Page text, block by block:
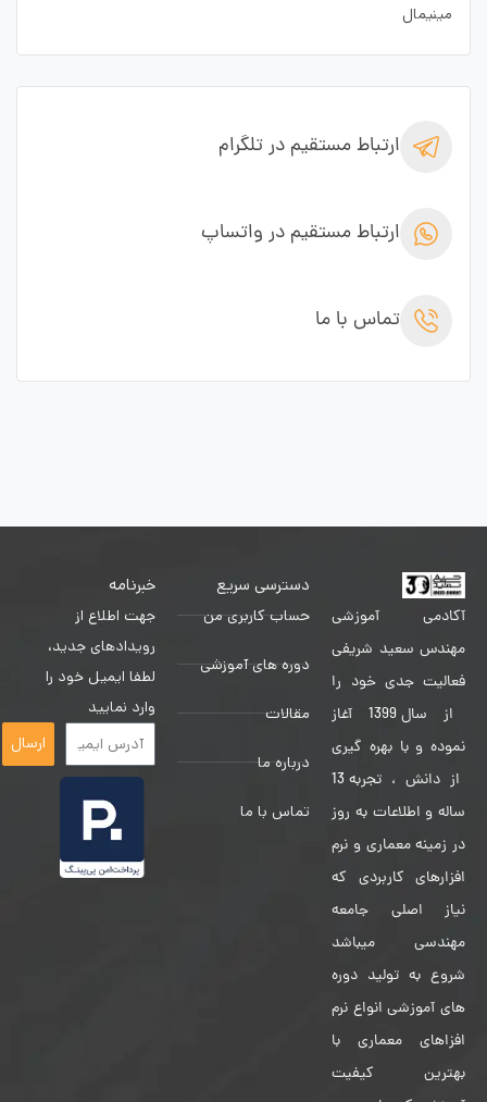
مینیمال
ارتباط مستقیم در تلگرام
ارتباط مستقیم در واتساپ
تماس با ما
آکادمی آموزشی
مهندس سعید شریفی
فعالیت جدی خود را
از سال 1399 آغاز
نموده و با بهره گیری
از دانش ، تجربه 13
ساله و اطلاعات به روز
در زمینه معماری و نرم
افزارهای کاربردی که
نیاز اصلی جامعه
مهندسی میباشد
شروع به تولید دوره
های آموزشی انواع نرم
افزاهای معماری با
بهترین کیفیت
دسترسی سریع
حساب کاربری من
دوره های آموزشی
مقالات
درباره ما
تماس با ما
خبرنامه
جهت اطلاع از
رویدادهای جدید،
لطفا ایمیل خود را
وارد نمایید
ارسال